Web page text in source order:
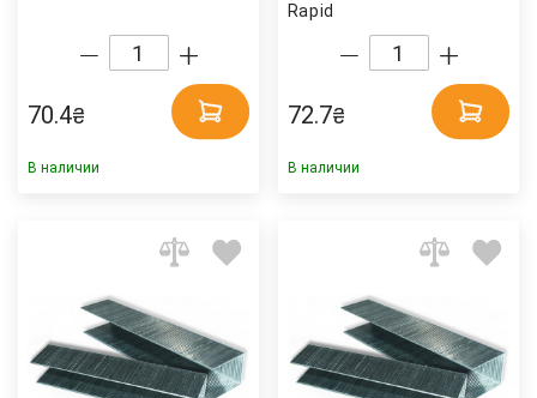
70.4₴
В наличии
Rapid
72.7₴
В наличии